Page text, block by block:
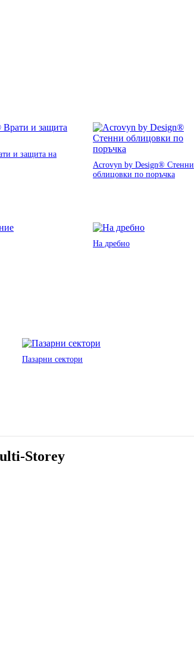
и защита на
Acrovyn by Design® Стенни
облицовки по поръчка
На дребно
Пазарни сектори
Storey